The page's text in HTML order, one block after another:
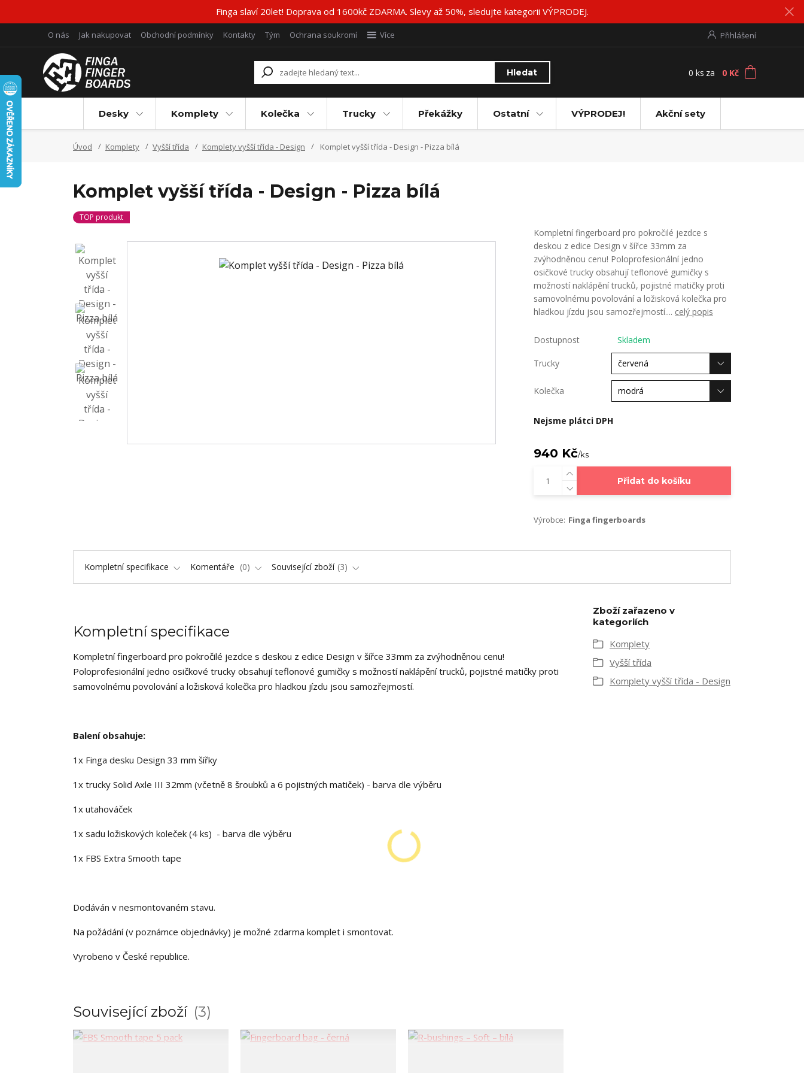
Finga slaví 20let! Doprava od 1600kč ZDARMA. Slevy až 50%, sledujte kategorii VÝPRODEJ.
O nás Jak nakupovat Obchodní podmínky Kontakty Tým Ochrana soukromí Více Přihlášení
Hledat 0 ks za 0 Kč
Desky Komplety Kolečka Trucky Překážky Ostatní VÝPRODEJ! Akční sety
Úvod Komplety Vyšší třída Komplety vyšší třída - Design Komplet vyšší třída - Design - Pizza bílá
Komplet vyšší třída - Design - Pizza bílá
TOP produkt
Kompletní fingerboard pro pokročilé jezdce s
deskou z edice Design v šířce 33mm za
zvýhodněnou cenu! Poloprofesionální jedno
osičkové trucky obsahují teflonové gumičky s
možností naklápění trucků, pojistné matičky proti
samovolnému povolování a ložisková kolečka pro
hladkou jízdu jsou samozřejmostí.... celý popis
Dostupnost Skladem
Trucky
Kolečka
Nejsme plátci DPH
940 Kč/ks
Přidat do košíku
Výrobce: Finga fingerboards
Kompletní specifikace Komentáře 0 Související zboží 3
Kompletní specifikace
Kompletní fingerboard pro pokročilé jezdce s deskou z edice Design v šířce 33mm za zvýhodněnou cenu!
Poloprofesionální jedno osičkové trucky obsahují teflonové gumičky s možností naklápění trucků, pojistné matičky proti
samovolnému povolování a ložisková kolečka pro hladkou jízdu jsou samozřejmostí.
Balení obsahuje:
1x Finga desku Design 33 mm šířky
1x trucky Solid Axle III 32mm (včetně 8 šroubků a 6 pojistných matiček) - barva dle výběru
1x utahováček
1x sadu ložiskových koleček (4 ks) - barva dle výběru
1x FBS Extra Smooth tape
Dodáván v nesmontovaném stavu.
Na požádání (v poznámce objednávky) je možné zdarma komplet i smontovat.
Vyrobeno v České republice.
Zboží zařazeno v
kategoriích
Komplety
Vyšší třída
Komplety vyšší třída - Design
Související zboží 3